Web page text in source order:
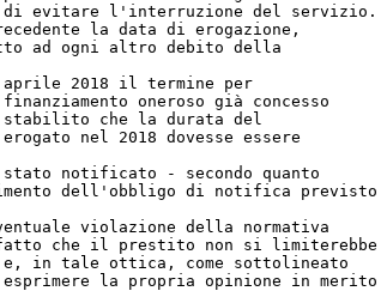
di evitare l'interruzione del servizio.
la data di erogazione,
ad ogni altro debito della
aprile 2018 il termine per
oneroso già concesso
stabilito che la durata del
nel 2018 dovesse essere
notificato - secondo quanto
dell'obbligo di notifica previsto
violazione della normativa
che il prestito non si limiterebbe
e, in tale ottica, come sottolineato
la propria opinione in merito